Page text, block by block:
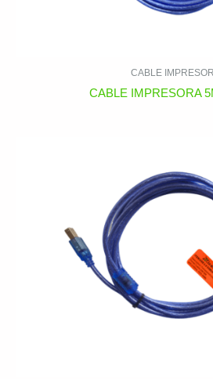
CABLE
CABLE IMPRESORA